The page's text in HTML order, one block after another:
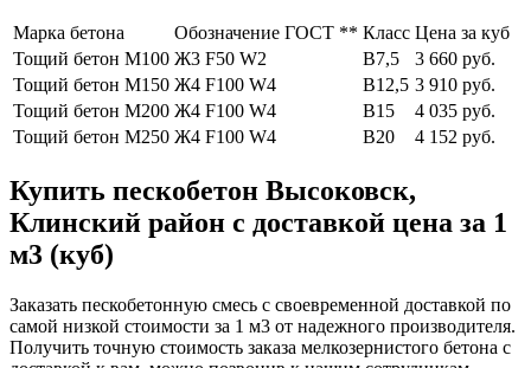
Марка бетона Обозначение ГОСТ ** Класс Цена за куб
Тощий бетон М100 Ж3 F50 W2 В7,5
3 660 руб.
Тощий бетон М150 Ж4 F100 W4 В12,5 3 910 руб.
Тощий бетон М200 Ж4 F100 W4 В15
4 035 руб.
Тощий бетон М250 Ж4 F100 W4 В20 4 152 руб.
Купить пескобетон Высоковск,
Клинский район с доставкой цена за 1
м3 (куб)
Заказать пескобетонную смесь с своевременной доставкой по
самой низкой стоимости за 1 м3 от надежного производителя.
Получить точную стоимость заказа мелкозернистого бетона с